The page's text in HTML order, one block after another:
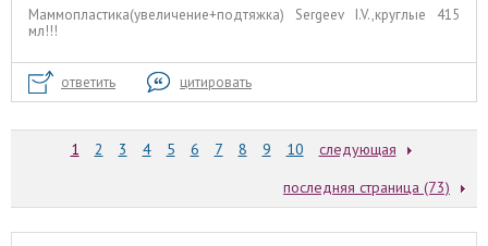
Маммопластика(увеличение+подтяжка) Sergeev I.V.,круглые 415
мл!!!
ответить цитировать
1 2 3 4 5 6 7 8 9 10
следующая
последняя страница (73)